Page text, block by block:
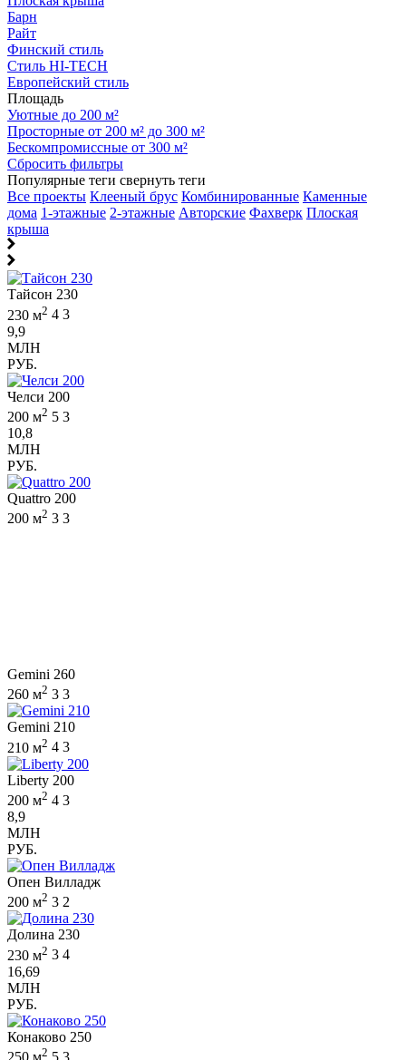
Барн
Райт
Финский стиль
Стиль HI-TECH
Европейский стиль
Площадь
Уютные до 200 м²
Просторные от 200 м² до 300 м²
Бескомпромиссные от 300 м²
Сбросить фильтры
Популярные теги свернуть теги
Все проекты Клееный брус Комбинированные Каменные
дома 1-этажные 2-этажные Авторские Фахверк Плоская
крыша
Тайсон 230
230 м2 4 3
9,9
МЛН
РУБ.
Челси 200
200 м2 5 3
10,8
МЛН
РУБ.
Quattro 200
200 м2 3 3
Gemini 260
260 м2 3 3
Gemini 210
210 м2 4 3
Liberty 200
200 м2 4 3
8,9
МЛН
РУБ.
Опен Вилладж
200 м2 3 2
Долина 230
230 м2 3 4
16,69
МЛН
РУБ.
Конаково 250
2